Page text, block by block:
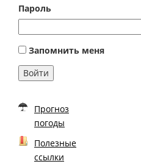
Пароль
Запомнить меня
Войти
Прогноз
погоды
Полезные
ссылки